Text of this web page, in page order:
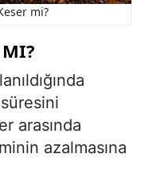
mi?
MI?
arasında
azalmasına